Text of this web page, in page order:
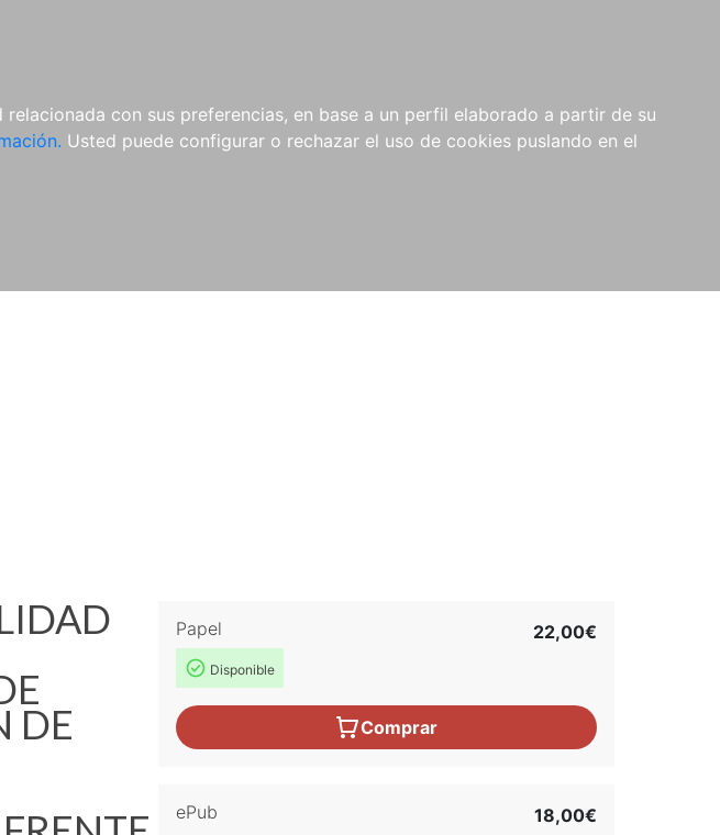
con sus preferencias, en base a un perfil elaborado a partir de su
Usted puede configurar o rechazar el uso de cookies puslando en el
DE
Papel
Disponible
22,00€
Comprar
ePub 18,00€